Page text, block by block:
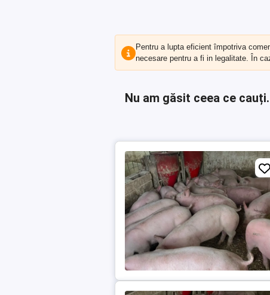
Pentru a lupta eficient împotriva
necesare pentru a fi in legalitate. În
Nu am găsit ceea ce cauți.